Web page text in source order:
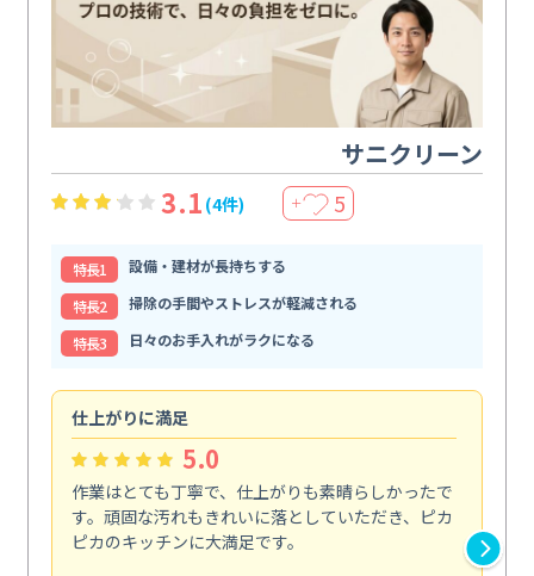
サニクリーン
3.1 (4件) ＋ 5
特⻑1
設備・建材が長持ちする
特⻑2
掃除の手間やストレスが軽減される
特⻑3
日々のお手入れがラクになる
仕上がりに満足
5.0
作業はとても丁寧で、仕上がりも素晴らしかったで
す。頑固な汚れもきれいに落としていただき、ピカ
ピカのキッチンに大満足です。